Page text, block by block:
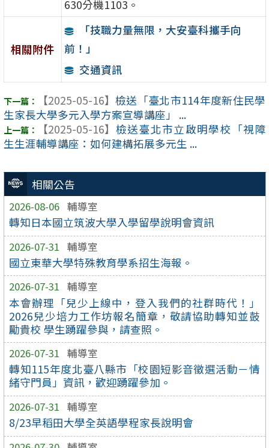
相關公告
2026-08-06 輔導室
轉知日本國立筑波大學入學留學說明會資訊
2026-07-31 輔導室
國立東華大學特殊教育學系招生海報。
2026-07-31 輔導室
本會辦理「兒少上線中，登入我們的社群時代！」
2026兒少培力工作坊報名簡章，敬請協助轉知並鼓
勵貴校 學生踴躍參與，請查照。
2026-07-31 輔導室
轉知115年度北臺八縣市「校園短影音徵選活動－情
緒守門員」資訊，歡迎踴躍參加。
2026-07-31 輔導室
8/23早稻田大學全英語學程家長說明會
630分機1103。
相關附件
「技職力量無限，大安臺科攜手向
前！」
交通資訊
【2025-05-16】 檢送「臺北市114年度新住民學
生家長大學多元入學方案宣導講座」 ...
【2025-05-16】 檢送臺北市立啟明學校「視障
生生涯輔導講座：如何建構拓展多元生 ...